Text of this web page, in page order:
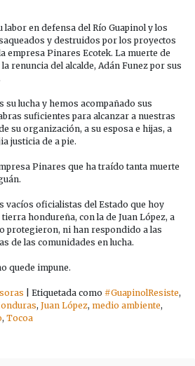
labor en defensa del Río Guapinol y los
y destruidos por los proyectos
empresa Pinares Ecotek. La muerte de
renuncia del alcalde, Adán Funez por sus
su lucha y hemos acompañado sus
suficientes para alcanzar a nuestras
su organización, a su esposa e hijas, a
justicia de a pie.
Pinares que ha traído tanta muerte
vacíos oficialistas del Estado que hoy
hondureña, con la de Juan López, a
protegieron, ni han respondido a las
de las comunidades en lucha.
quede impune.
Etiquetada como #GuapinolResiste,
, Juan López, medio ambiente,
, Tocoa